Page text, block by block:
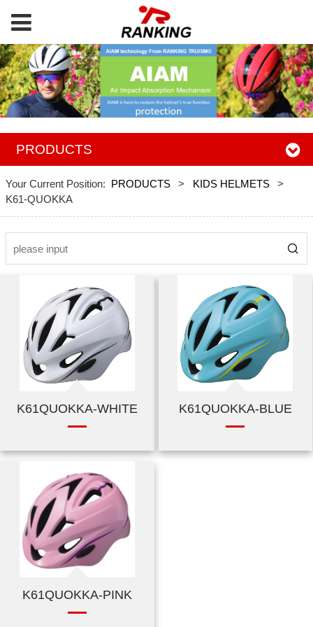
PRODUCTS
Your Current Position: PRODUCTS > KIDS HELMETS
>
K61-QUOKKA
K61QUOKKA-WHITE K61QUOKKA-BLUE
K61QUOKKA-PINK